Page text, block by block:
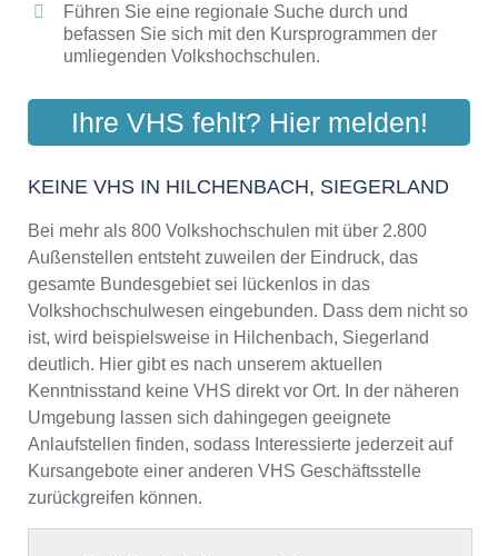
Führen Sie eine regionale Suche durch und
befassen Sie sich mit den Kursprogrammen der
umliegenden Volkshochschulen.
Ihre VHS fehlt? Hier melden!
KEINE VHS IN HILCHENBACH, SIEGERLAND
Bei mehr als 800 Volkshochschulen mit über 2.800
Außenstellen entsteht zuweilen der Eindruck, das
gesamte Bundesgebiet sei lückenlos in das
Volkshochschulwesen eingebunden. Dass dem nicht so
ist, wird beispielsweise in Hilchenbach, Siegerland
deutlich. Hier gibt es nach unserem aktuellen
Kenntnisstand keine VHS direkt vor Ort. In der näheren
Umgebung lassen sich dahingegen geeignete
Anlaufstellen finden, sodass Interessierte jederzeit auf
Kursangebote einer anderen VHS Geschäftsstelle
zurückgreifen können.